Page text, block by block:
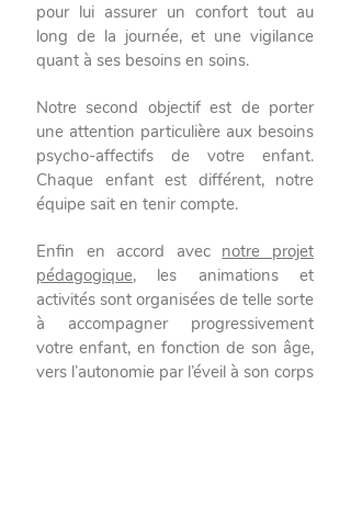
pour lui assurer un confort tout au
long de la journée, et une vigilance
quant à ses besoins en soins.
Notre second objectif est de porter
une attention particulière aux besoins
psycho-affectifs de votre enfant.
Chaque enfant est différent, notre
équipe sait en tenir compte.
Enfin en accord avec notre projet
pédagogique, les animations et
activités sont organisées de telle sorte
à accompagner progressivement
votre enfant, en fonction de son âge,
vers l’autonomie par l’éveil à son corps